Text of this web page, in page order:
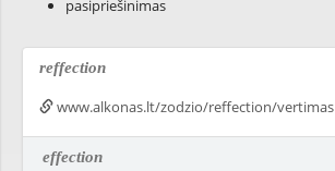
pasipriešinimas
reffection
www.alkonas.lt/zodzio/reffection/vertimas
effection